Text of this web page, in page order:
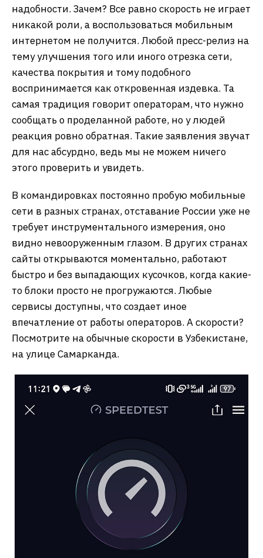
надобности. Зачем? Все равно скорость не играет
никакой роли, а воспользоваться мобильным
интернетом не получится. Любой пресс-релиз на
тему улучшения того или иного отрезка сети,
качества покрытия и тому подобного
воспринимается как откровенная издевка. Та
самая традиция говорит операторам, что нужно
сообщать о проделанной работе, но у людей
реакция ровно обратная. Такие заявления звучат
для нас абсурдно, ведь мы не можем ничего
этого проверить и увидеть.
В командировках постоянно пробую мобильные
сети в разных странах, отставание России уже не
требует инструментального измерения, оно
видно невооруженным глазом. В других странах
сайты открываются моментально, работают
быстро и без выпадающих кусочков, когда какие-
то блоки просто не прогружаются. Любые
сервисы доступны, что создает иное
впечатление от работы операторов. А скорости?
Посмотрите на обычные скорости в Узбекистане,
на улице Самарканда.